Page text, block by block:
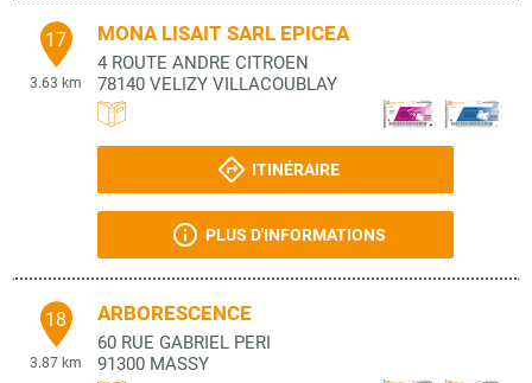
17
3.63 km
MONA LISAIT SARL EPICEA
4 ROUTE ANDRE CITROEN
78140 VELIZY VILLACOUBLAY
ITINÉRAIRE
PLUS D'INFORMATIONS
18
3.87 km
ARBORESCENCE
60 RUE GABRIEL PERI
91300 MASSY